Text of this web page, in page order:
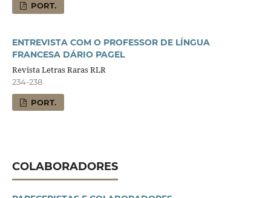
PORT.
ENTREVISTA COM O PROFESSOR DE LÍNGUA
FRANCESA DÁRIO PAGEL
Revista Letras Raras RLR
234-238
PORT.
COLABORADORES